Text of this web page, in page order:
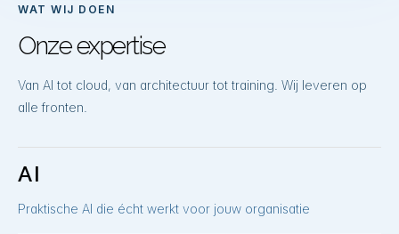
WAT WIJ DOEN
Onze expertise
Van AI tot cloud, van architectuur tot training. Wij leveren op
alle fronten.
AI
Praktische AI die écht werkt voor jouw organisatie